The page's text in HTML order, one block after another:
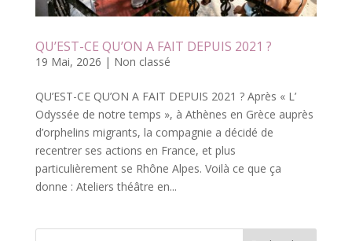
QU’EST-CE QU’ON A FAIT DEPUIS 2021 ?
19 Mai, 2026 | Non classé
QU’EST-CE QU’ON A FAIT DEPUIS 2021 ? Après « L’
Odyssée de notre temps », à Athènes en Grèce auprès
d’orphelins migrants, la compagnie a décidé de
recentrer ses actions en France, et plus
particulièrement se Rhône Alpes. Voilà ce que ça
donne : Ateliers théâtre en...